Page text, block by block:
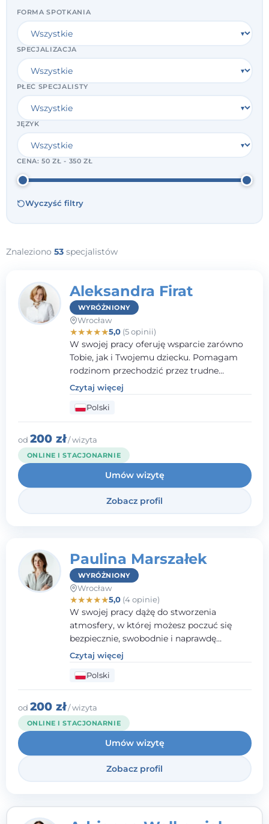
FORMA SPOTKANIA
SPECJALIZACJA
PŁEĆ SPECJALISTY
JĘZYK
CENA:50 ZŁ - 350 ZŁ
Wyczyść filtry
Znaleziono 53 specjalistów
Aleksandra Firat
WYRÓŻNIONY
Wrocław
★★★★★5,0(5 opinii)
W swojej pracy oferuję wsparcie zarówno
Tobie, jak i Twojemu dziecku. Pomagam
rodzinom przechodzić przez trudne
momenty, opierając współpracę na
wzajemnym zaufaniu i otwartej
komunikacji. Posiadam doświadczenie w
pracy z dziećmi i młodzieżą mierzącymi się
z różnorodnymi trudnościami
emocjonalnymi oraz rozwojowymi.
Czytaj więcej
Polski
od 200 zł/ wizyta
ONLINE I STACJONARNIE
Umów wizytę
Zobacz profil
Paulina Marszałek
WYRÓŻNIONY
Wrocław
★★★★★5,0(4 opinie)
W swojej pracy dążę do stworzenia
atmosfery, w której możesz poczuć się
bezpiecznie, swobodnie i naprawdę
wysłuchany(-a). Zależy mi na
towarzyszeniu Ci w drodze do większego
dobrostanu, lepszego poznania siebie oraz
budowania wartościowych i
satysfakcjonujących relacji - zarówno z
innymi, jak i z samym sobą. Możliwość
bycia częścią tego procesu traktuję jako
duże wyróżnienie.
Czytaj więcej
Polski
od 200 zł/ wizyta
ONLINE I STACJONARNIE
Umów wizytę
Zobacz profil